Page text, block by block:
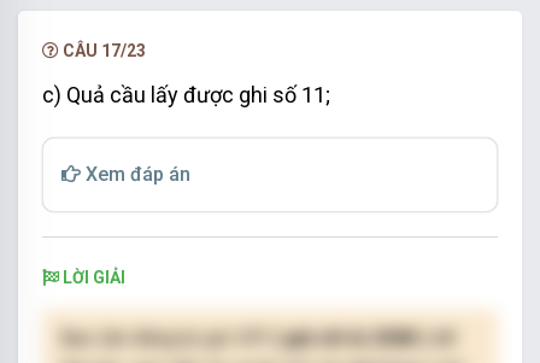
CÂU 17/23
c) Quả cầu lấy được ghi số 11;
Xem đáp án
LỜI GIẢI
( giá chỉ từ 250K )